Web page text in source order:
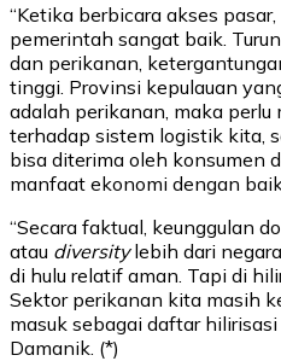
“Ketika berbicara akses
pemerintah sangat baik.
dan perikanan,
tinggi. Provinsi kepulauan
adalah perikanan, maka
terhadap sistem logistik kita,
bisa diterima oleh konsumen
manfaat ekonomi dengan
“Secara faktual, keunggulan
atau diversitylebih dari
di hulu relatif aman. Tapi di
Sektor perikanan kita masih
masuk sebagai daftar
Damanik. (*)